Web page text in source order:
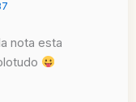
nota esta